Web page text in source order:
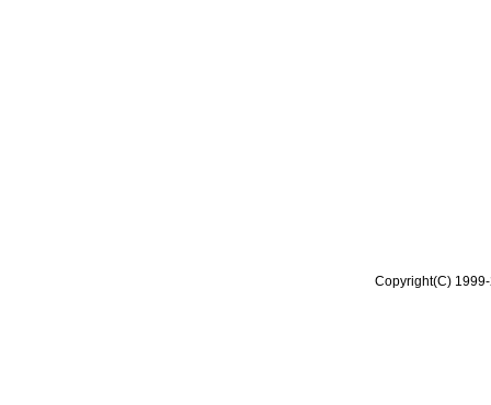
Copyright(C)